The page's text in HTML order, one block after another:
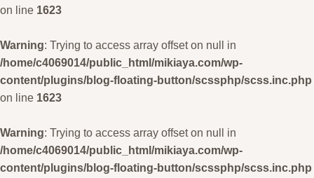
on line 1623
Warning: Trying to access array offset on null in
/home/c4069014/public_html/mikiaya.com/wp-
content/plugins/blog-floating-button/scssphp/scss.inc.php
on line 1623
Warning: Trying to access array offset on null in
/home/c4069014/public_html/mikiaya.com/wp-
content/plugins/blog-floating-button/scssphp/scss.inc.php